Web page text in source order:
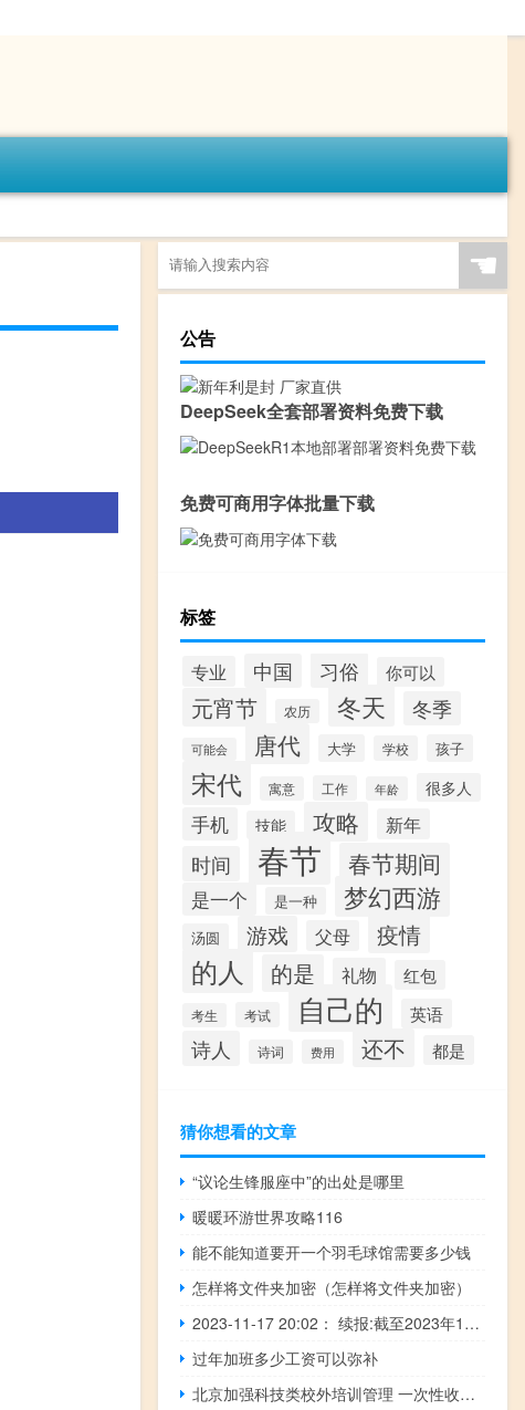
☚
公告
DeepSeek全套部署资料免费下载
免费可商用字体批量下载
标签
专业 中国 习俗 你可以
元宵节 农历 冬天 冬季
可能会 唐代 大学 学校 孩子
宋代 寓意 工作 年龄 很多人
手机 技能 攻略 新年
时间 春节 春节期间
是一个 是一种 梦幻西游
汤圆 游戏 父母 疫情
的人 的是 礼物 红包
考生 考试 自己的 英语
诗人 诗词 费用 还不 都是
猜你想看的文章
“议论生锋服座中”的出处是哪里
暖暖环游世界攻略116
能不能知道要开一个羽毛球馆需要多少钱
怎样将文件夹加密（怎样将文件夹加密）
2023-11-17 20:02： 续报:截至2023年11月17日20:02因车流量大,连霍高速西宝段咸阳南收费站入口通行缓慢。 ​​​
过年加班多少工资可以弥补
北京加强科技类校外培训管理 一次性收费不得超5000元